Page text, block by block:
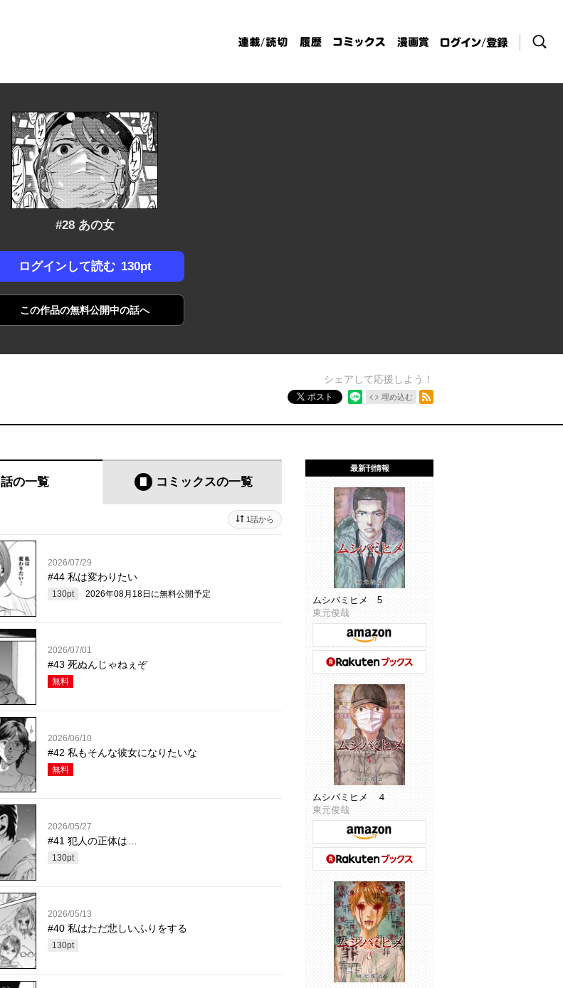
連載/読切 履歴 コミックス 漫画賞
ログイン / 登
録
検索
#28 あの女
ログインして読む 130pt
この作品の無料公開中の話へ
シェアして応援しよう！
ポスト 埋め込む
話の一覧 コミックスの一覧
1話から
2026/07/29
#44 私は変わりたい
130pt 2026年08月18日 に無料公開予定
2026/07/01
#43 死ぬんじゃねぇぞ
無料
2026/06/10
#42 私もそんな彼女になりたいな
無料
2026/05/27
#41 犯人の正体は…
130pt
2026/05/13
#40 私はただ悲しいふりをする
130pt
最新刊情報
ムシバミヒメ 5
東元俊哉
ムシバミヒメ ４
東元俊哉